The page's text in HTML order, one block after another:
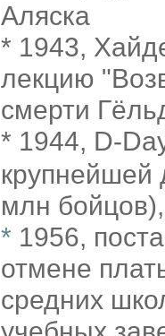
Аляска
* 1943,
лекцию
смерти
* 1944, D-
крупнейшей
млн
* 1956,
отмене
средних